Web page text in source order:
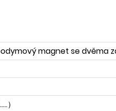
magnet se dvěma
）